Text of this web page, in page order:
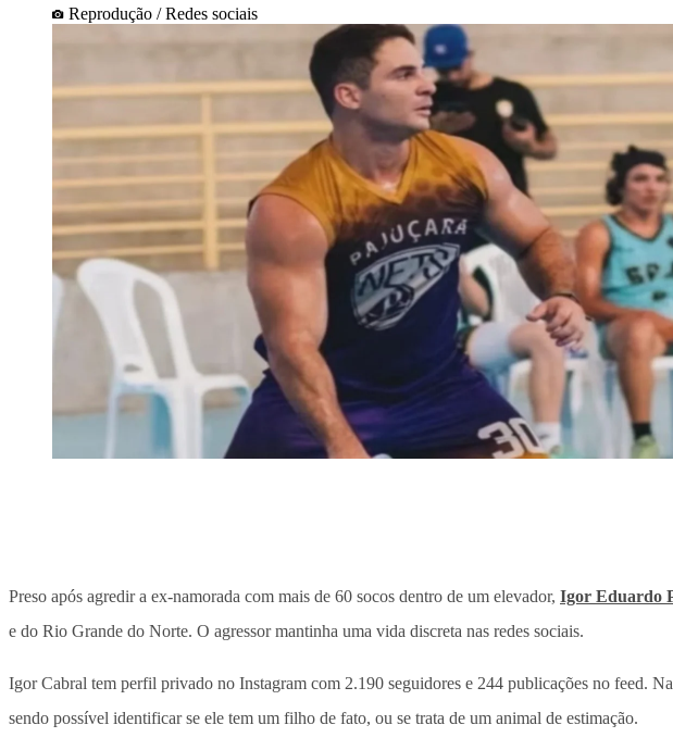
Reprodução / Redes sociais
Preso após agredir a ex-namorada com mais de 60 socos dentro de um elevador, Igor Eduardo
e do Rio Grande do Norte. O agressor mantinha uma vida discreta nas redes sociais.
Igor Cabral tem perfil privado no Instagram com 2.190 seguidores e 244 publicações no feed.
sendo possível identificar se ele tem um filho de fato, ou se trata de um animal de estimação.